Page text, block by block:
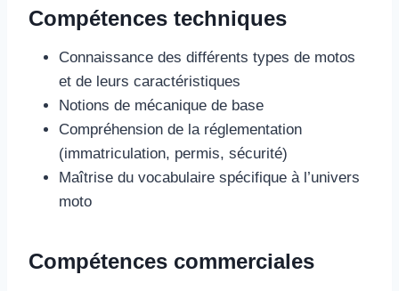
Compétences techniques
Connaissance des différents types de motos
et de leurs caractéristiques
Notions de mécanique de base
Compréhension de la réglementation
(immatriculation, permis, sécurité)
Maîtrise du vocabulaire spécifique à l’univers
moto
Compétences commerciales